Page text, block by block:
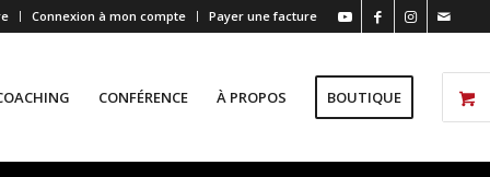
Connexion à mon compte Payer une facture
CONFÉRENCE À PROPOS BOUTIQUE